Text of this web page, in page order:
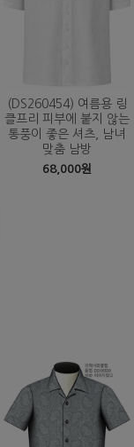
(DS260454) 여름용 링
클프리 피부에 붙지 않는
통풍이 좋은 셔츠, 남녀
맞춤 남방
68,000원